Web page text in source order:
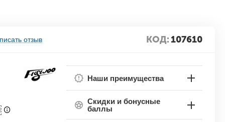
отзыв КОД:107610
Наши преимущества
Скидки и бонусные
баллы